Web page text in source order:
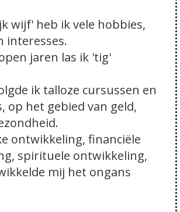
wijf' heb ik vele hobbies,
interesses.
jaren las ik 'tig'
ik talloze cursussen en
op het gebied van geld,
ontwikkeling, financiële
spirituele ontwikkeling,
mij het ongans